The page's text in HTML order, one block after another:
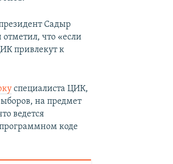
Садыр
что «если
привлекут к
специалиста ЦИК,
на предмет
ведется
программном коде